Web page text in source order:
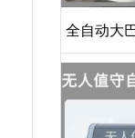
全自动大
启